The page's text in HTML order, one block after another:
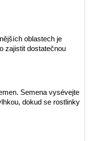
oblastech je
zajistit dostatečnou
Semena vysévejte
dokud se rostlinky